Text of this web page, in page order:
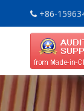
 +86-